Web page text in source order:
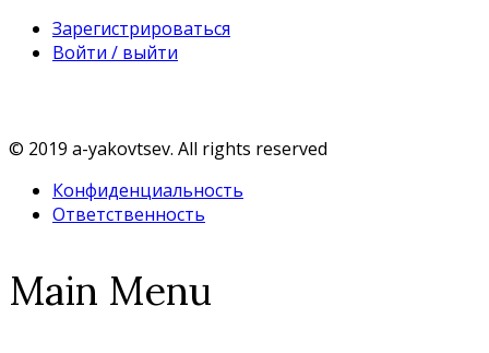
Зарегистрироваться
Войти / выйти
© 2019 a-yakovtsev. All rights reserved
Конфиденциальность
Ответственность
Main Menu